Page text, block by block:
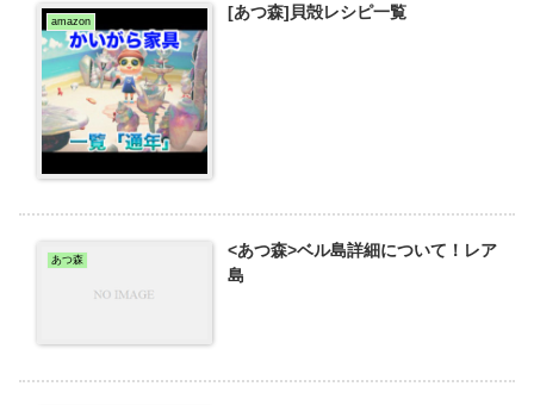
amazon [あつ森]貝殻レシピ一覧
あつ森
<あつ森>ベル島詳細について！レア
島